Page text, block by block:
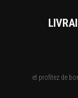
et profitez de